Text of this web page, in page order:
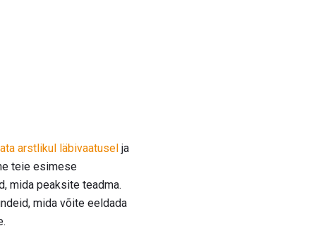
arstlikul läbivaatusel ja
teie esimese
mida peaksite teadma.
mida võite eeldada